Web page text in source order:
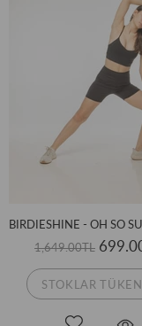
1,649.00TL
STOKLAR